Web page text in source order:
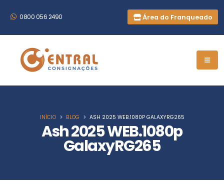
0800 056 2490 Área do Franqueado
Ash 2025 WEB.1080p
GalaxyRG265
INÍCIO BLOG ASH 2025 WEB.1080P GALAXYRG265